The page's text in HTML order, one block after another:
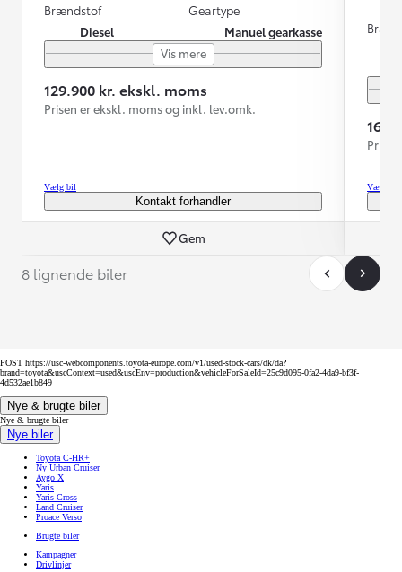
Brændstof
Diesel
Geartype
Manuel gearkasse
Vis mere
129.900 kr. ekskl. moms
Prisen er ekskl. moms og inkl. lev.omk.
Vælg bil
Kontakt forhandler
Gem
Vælg bil
8 lignende biler
POST https://usc-webcomponents.toyota-europe.com/v1/used-stock-cars/dk/da?
brand=toyota&uscContext=used&uscEnv=production&vehicleForSaleId=25c9d095-0fa2-4da9-bf3f-
4d532ae1b849
Nye & brugte biler
Nye & brugte biler
Nye biler
Toyota C-HR+
Ny Urban Cruiser
Aygo X
Yaris
Yaris Cross
Land Cruiser
Proace Verso
Brugte biler
Kampagner
Drivlinjer